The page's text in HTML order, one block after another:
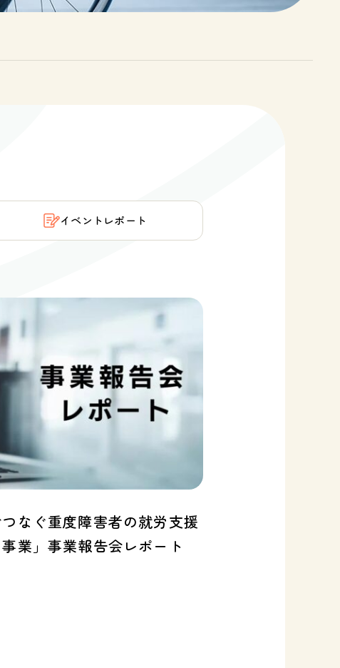
イベント レポート
つなぐ重度障害者の就労支援
業」事業報告会レポート